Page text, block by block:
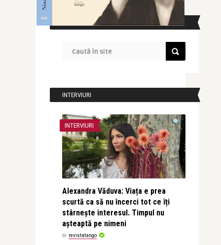
CAUTĂ ÎN SITE
INTERVIURI
INTERVIURI
Alexandra Văduva: Viața e prea
scurtă ca să nu încerci tot ce îți
stârnește interesul. Timpul nu
așteaptă pe nimeni
de revistatango